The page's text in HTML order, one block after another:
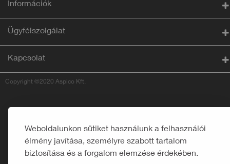
Weboldalunkon sütiket használunk a felhasználói
élmény javítása, személyre szabott tartalom
biztosítása és a forgalom elemzése érdekében.
Információk
Ügyfélszolgálat
Kapcsolat
Copyright ©2020 Aspico Kft.